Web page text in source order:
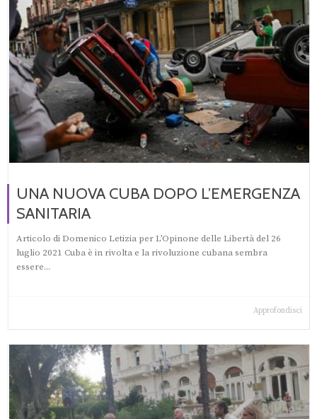
UNA NUOVA CUBA DOPO L’EMERGENZA
SANITARIA
Articolo di Domenico Letizia per L’Opinone delle Libertà del 26
luglio 2021 Cuba è in rivolta e la rivoluzione cubana sembra
essere...
Approfondisci